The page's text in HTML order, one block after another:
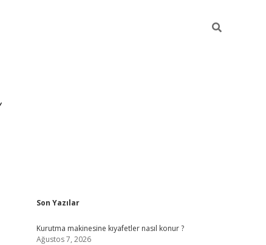
Sidebar
Son Yazılar
Kurutma makinesine kıyafetler nasıl konur ?
Ağustos 7, 2026
ilbet yeni giriş